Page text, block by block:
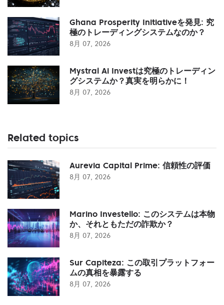
Ghana Prosperity Initiativeを発見: 究
極のトレーディングシステムなのか？
8月 07, 2026
Mystral Ai Investは究極のトレーディン
グシステムか？真実を明らかに！
8月 07, 2026
Related topics
Aurevia Capital Prime: 信頼性の評価
8月 07, 2026
Marino Investello: このシステムは本物
か、それともただの詐欺か？
8月 07, 2026
Sur Capiteza: この取引プラットフォー
ムの真相を暴露する
8月 07, 2026